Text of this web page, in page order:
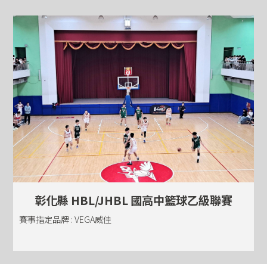
彰化縣 HBL/JHBL 國高中籃球乙級聯賽
賽事指定品牌 : VEGA威佳